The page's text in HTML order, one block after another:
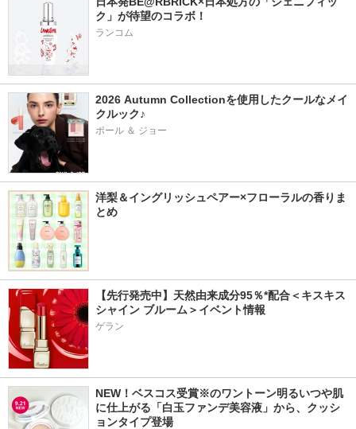
ク」が待望のコラボ！
ランコム
2026 Autumn Collectionを使用したクールなメイ
クルック♪
ポール ＆ ジョー
洋梨＆イングリッシュペアー×フローラルの香りま
とめ
【先行発売中】天然由来成分95％*配合＜キスキス
シャイン ブルーム＞イベント情報
ゲラン
NEW！ベスコス受賞※のワントーン明るいつや肌
に仕上がる「白玉ファンデ美容液」から、クッシ
ョンタイプ登場